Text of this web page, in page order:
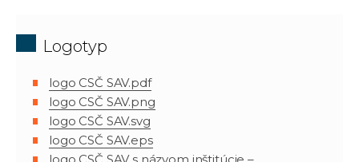
Logotyp
logo CSČ SAV.pdf
logo CSČ SAV.png
logo CSČ SAV.svg
logo CSČ SAV.eps
logo CSČ SAV s názvom inštitúcie –